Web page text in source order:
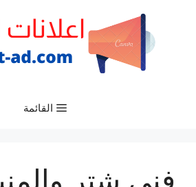
القائمة
فني شتر